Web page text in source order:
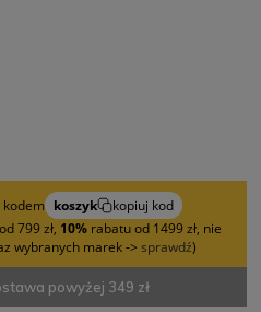
koszyk
kopiuj kod
799 zł, 10% rabatu od 1499 zł, nie
wybranych marek -> sprawdź)
powyżej 349 zł